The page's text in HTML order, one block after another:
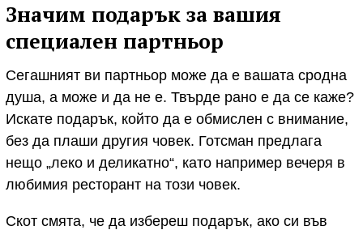
Значим подарък за вашия
специален партньор
Сегашният ви партньор може да е вашата сродна
душа, а може и да не е. Твърде рано е да се каже?
Искате подарък, който да е обмислен с внимание,
без да плаши другия човек. Готсман предлага
нещо „леко и деликатно“, като например вечеря в
любимия ресторант на този човек.
Скот смята, че да избереш подарък, ако си във